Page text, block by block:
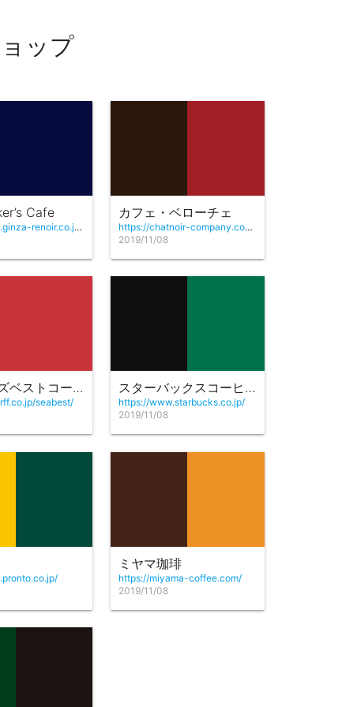
ップ
Cafe
https://www.ginza-renoir.co.jp/newyorkers/
カフェ・ベローチェ
https://chatnoir-company.com/veloce/
2019/11/08
シアトルズベストコーヒー
seabest/
スターバックスコーヒー
https://www.starbucks.co.jp/
2019/11/08
ミヤマ珈琲
https://miyama-coffee.com/
2019/11/08